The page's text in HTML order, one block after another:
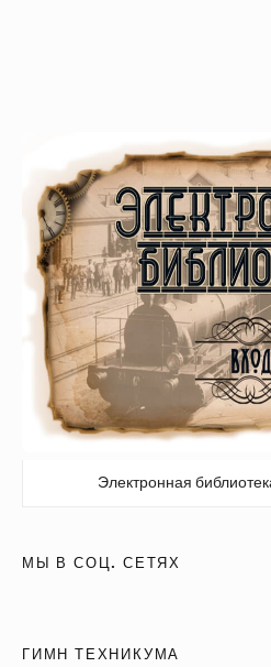
Электронная
МЫ В СОЦ. СЕТЯХ
ГИМН ТЕХНИКУМА